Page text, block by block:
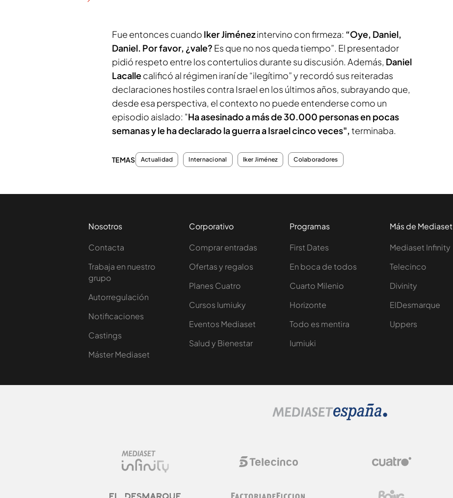
Fue entonces cuando Iker Jiménezintervino con firmeza: “Oye, Daniel,
Daniel. Por favor, ¿vale? Es que no nos queda tiempo”. El presentador
pidió respeto entre los contertulios durante su discusión. Además, Daniel
Lacallecalificó al régimen iraní de “ilegítimo” y recordó sus reiteradas
declaraciones hostiles contra Israel en los últimos años, subrayando que,
desde esa perspectiva, el contexto no puede entenderse como un
episodio aislado: "Ha asesinado a más de 30.000 personas en pocas
semanas y le ha declarado la guerra a Israel cinco veces",terminaba.
TEMAS Actualidad Internacional Iker Jiménez Colaboradores
Nosotros
Contacta
Trabaja en nuestro
grupo
Autorregulación
Notificaciones
Castings
Máster Mediaset
Corporativo
Comprar entradas
Ofertas y regalos
Planes Cuatro
Cursos Iumiuky
Eventos Mediaset
Salud y Bienestar
Programas
First Dates
En boca de todos
Cuarto Milenio
Horizonte
Todo es mentira
Iumiuki
Más de Mediaset
Mediaset Infinity
Telecinco
Divinity
ElDesmarque
Uppers